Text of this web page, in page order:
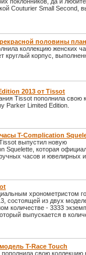
Couturier Small Second,
половины
коллекцию женских
круглый корпус,
2013 от Tissot
Tissot пополнила свою
Parker Limited Edition.
T-Complication
выпустил новую
Squelette, которая
часов и ювелирных
хронометристом
состоящей из двух
количестве - 3333
выпускается в
T-Race Touch
свою коллекцию